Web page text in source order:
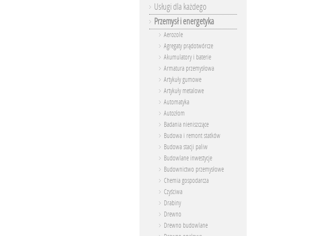
Usługi dla każdego
Przemysł i energetyka
Aerozole
Agregaty prądotwórcze
Akumulatory i baterie
Armatura przemysłowa
Artykuły gumowe
Artykuły metalowe
Automatyka
Autozłom
Badania nieniszczące
Budowa i remont statków
Budowa stacji paliw
Budowlane inwestycje
Budownictwo przemysłowe
Chemia gospodarcza
Czyściwa
Drabiny
Drewno
Drewno budowlane